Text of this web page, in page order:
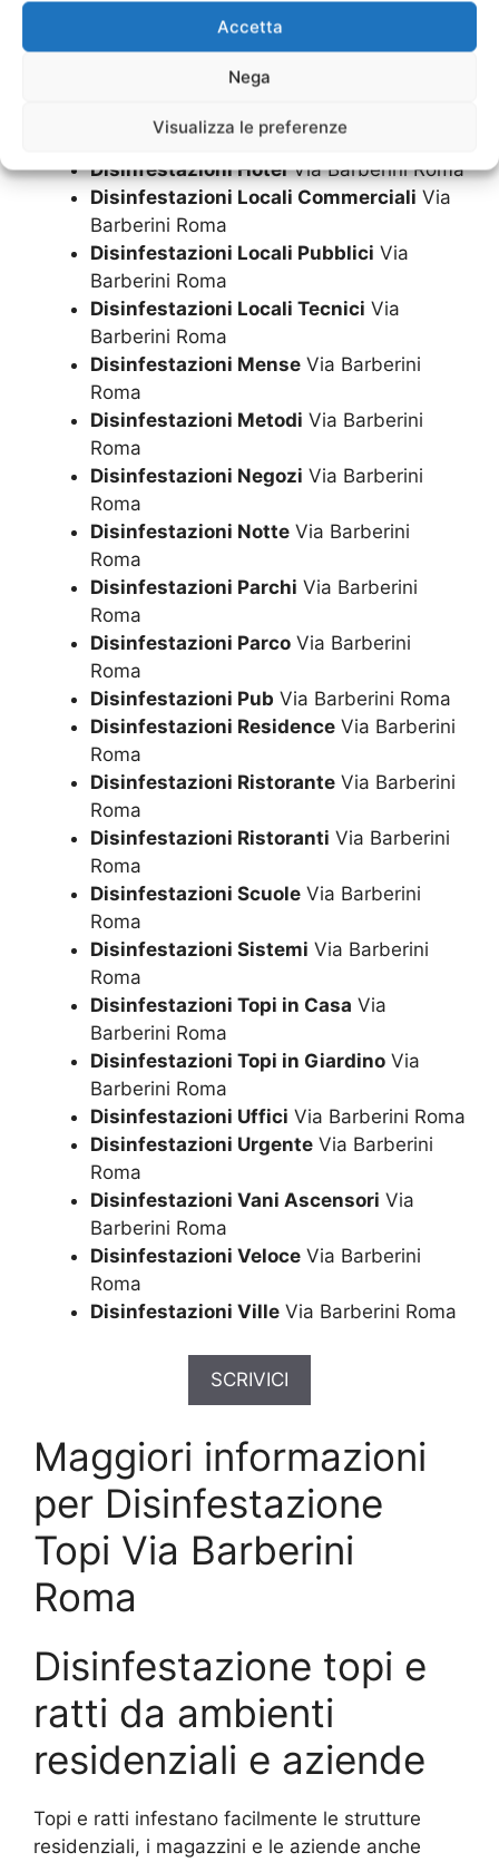
Accetta
Nega
Visualizza le preferenze
Disinfestazioni FiereVia Barberini Roma
Disinfestazioni Garage
Disinfestazioni H24
Disinfestazioni HotelVia Barberini Roma
Disinfestazioni Locali Commerciali Via
Barberini Roma
Disinfestazioni Locali Pubblici Via
Barberini Roma
Disinfestazioni Locali Tecnici Via
Barberini Roma
Disinfestazioni Mense Via Barberini
Roma
Disinfestazioni Metodi Via Barberini
Roma
Disinfestazioni Negozi Via Barberini
Roma
Disinfestazioni Notte Via Barberini
Roma
Disinfestazioni Parchi Via Barberini
Roma
Disinfestazioni Parco Via Barberini
Roma
Disinfestazioni Pub Via Barberini Roma
Disinfestazioni Residence Via Barberini
Roma
Disinfestazioni Ristorante Via Barberini
Roma
Disinfestazioni Ristoranti Via Barberini
Roma
Disinfestazioni Scuole Via Barberini
Roma
Disinfestazioni Sistemi Via Barberini
Roma
Disinfestazioni Topi in Casa Via
Barberini Roma
Disinfestazioni Topi in Giardino Via
Barberini Roma
Disinfestazioni Uffici Via Barberini Roma
Disinfestazioni Urgente Via Barberini
Roma
Disinfestazioni Vani Ascensori Via
Barberini Roma
Disinfestazioni Veloce Via Barberini
Roma
Disinfestazioni Ville Via Barberini Roma
SCRIVICI
Maggiori informazioni
per Disinfestazione
Topi Via Barberini
Roma
Disinfestazione topi e
ratti da ambienti
residenziali e aziende
Topi e ratti infestano facilmente le strutture
residenziali, i magazzini e le aziende anche